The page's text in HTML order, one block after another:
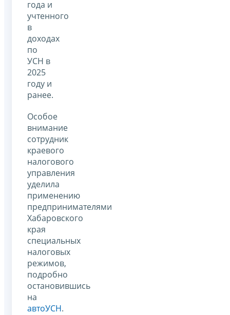
года и
учтенного
в
доходах
по
УСН в
2025
году и
ранее.
Особое
внимание
сотрудник
краевого
налогового
управления
уделила
применению
предпринимателями
Хабаровского
края
специальных
налоговых
режимов,
подробно
остановившись
на
автоУСН.